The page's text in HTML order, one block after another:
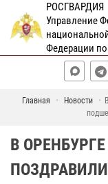
РОСГВАРДИЯ
Управление
Федерации по
Главная Новости
В